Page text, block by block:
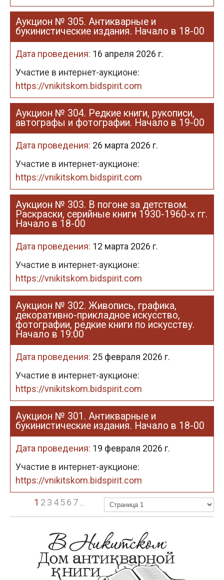
Аукцион № 305. Антикварные и
букинистические издания. Начало в 18-00
Дата проведения: 16 апреля 2026 г.
Участие в интернет-аукционе:
https://vnikitskom.bidspirit.com
Аукцион № 304. Редкие книги, рукописи,
автографы и фотографии. Начало в 19-00
Дата проведения: 26 марта 2026 г.
Участие в интернет-аукционе:
https://vnikitskom.bidspirit.com
Аукцион № 303. В погоне за детством.
Раскраски, серийные книги 1930-1960-х гг.
Начало в 18-00
Дата проведения: 12 марта 2026 г.
Участие в интернет-аукционе:
https://vnikitskom.bidspirit.com
Аукцион № 302. Живопись, графика,
декоративно-прикладное искусство,
фотографии, редкие книги по искусству.
Начало в 19:00
Дата проведения: 25 февраля 2026 г.
Участие в интернет-аукционе:
https://vnikitskom.bidspirit.com
Аукцион № 301. Антикварные и
букинистические издания. Начало в 18-00
Дата проведения: 19 февраля 2026 г.
Участие в интернет-аукционе:
https://vnikitskom.bidspirit.com
1 2 3 456 7